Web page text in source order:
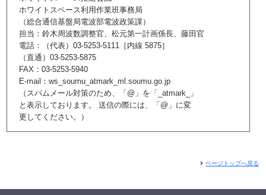
ホワイトスペース利用作業班事務局
（総合通信基盤局電波部電波政策課）
担当：鈴木周波数調整官、松元第一計画係長、藤田官
電話：（代表）03-5253-5111［内線 5875］
（直通）03-5253-5875
FAX：03-5253-5940
E-mail：ws_soumu_atmark_ml.soumu.go.jp
（スパムメール対策のため、「@」を「_atmark_」
と表示しております。 送信の際には、「@」に変
更してください。）
ページトップへ戻る